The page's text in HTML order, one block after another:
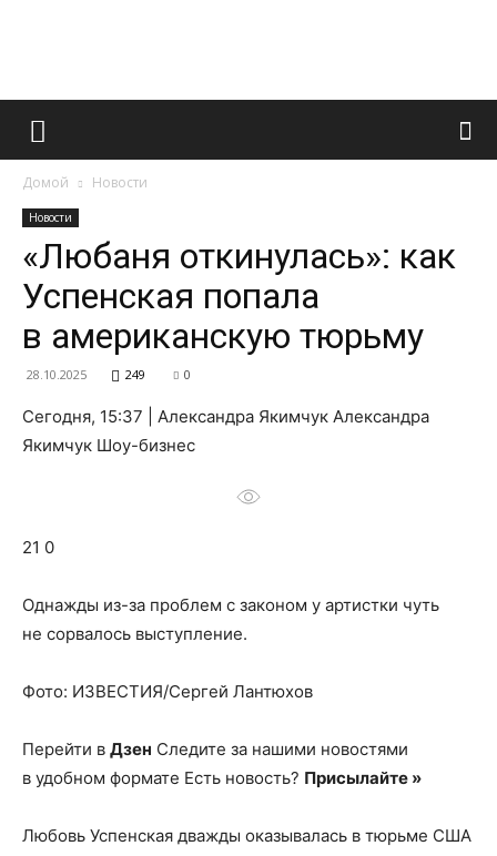
Французский
и
о
нем
Домой Новости
Новости
«Любаня откинулась»: как
Успенская попала
в американскую тюрьму
28.10.2025 249 0
Сегодня, 15:37 | Александра Якимчук Александра
Якимчук Шоу-бизнес
21 0
Однажды из-за проблем с законом у артистки чуть
не сорвалось выступление.
Фото: ИЗВЕСТИЯ/Сергей Лантюхов
Перейти в Дзен Следите за нашими новостями
в удобном формате Есть новость? Присылайте »
Любовь Успенская дважды оказывалась в тюрьме США